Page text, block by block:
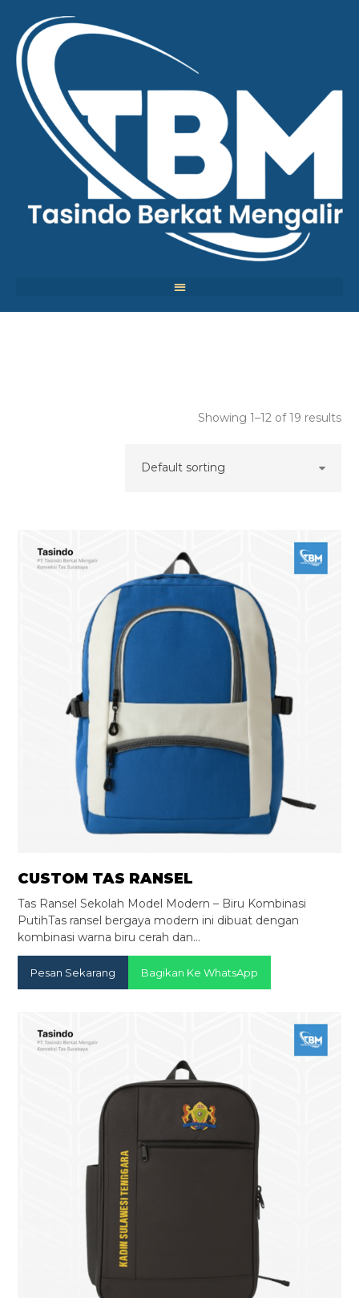
Showing 1–12 of 19 results
CUSTOM TAS RANSEL
Tas Ransel Sekolah Model Modern – Biru Kombinasi
PutihTas ransel bergaya modern ini dibuat dengan
kombinasi warna biru cerah dan…
Pesan Sekarang Bagikan Ke WhatsApp